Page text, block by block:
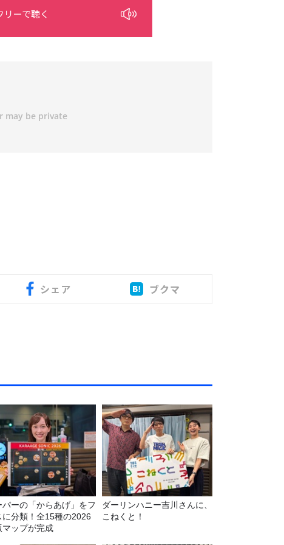
リーで聴く
シェア ブクマ
パーの「からあげ」をフ
に分類！全15種の2026
マップが完成
ダーリンハニー吉川さんに、
こねくと！